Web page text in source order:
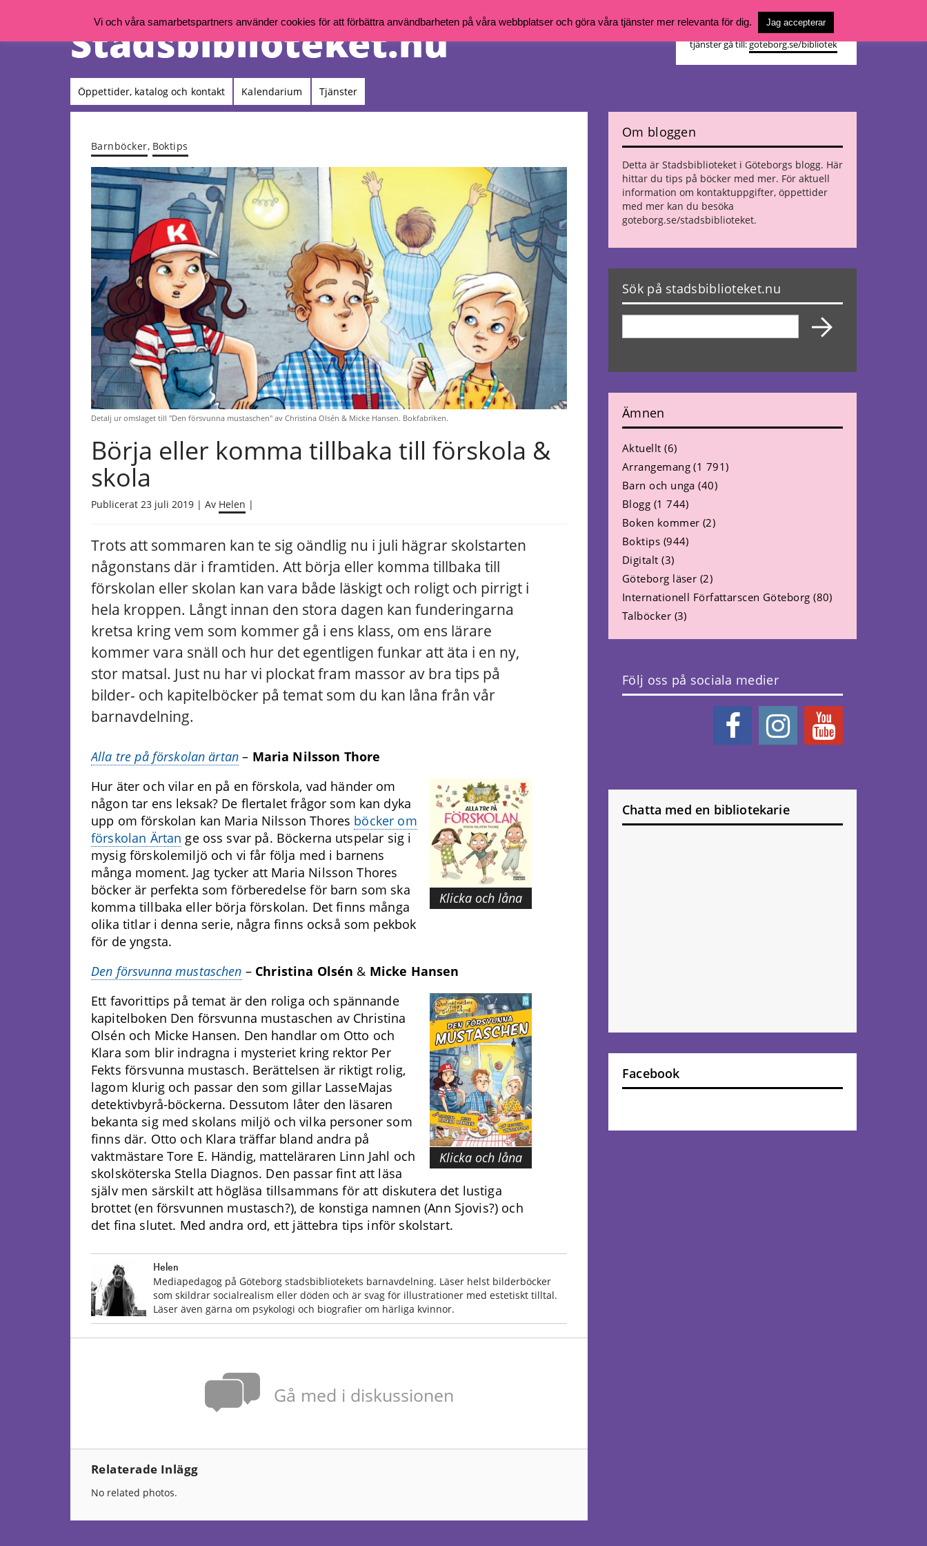
Öppettider, katalog och kontakt Kalendarium Tjänster
Vill du söka böcker, logga in på ditt
bibliotekskonto eller nå övriga
tjänster gå till:goteborg.se/bibliotek
Barnböcker, Boktips
Detalj ur omslaget till "Den försvunna mustaschen" av Christina Olsén & Micke Hansen. Bokfabriken.
Börja eller komma tillbaka till förskola &
skola
Publicerat 23 juli 2019 | Av Helen |
Trots att sommaren kan te sig oändlig nu i juli hägrar skolstarten
någonstans där i framtiden. Att börja eller komma tillbaka till
förskolan eller skolan kan vara både läskigt och roligt och pirrigt i
hela kroppen. Långt innan den stora dagen kan funderingarna
kretsa kring vem som kommer gå i ens klass, om ens lärare
kommer vara snäll och hur det egentligen funkar att äta i en ny,
stor matsal. Just nu har vi plockat fram massor av bra tips på
bilder- och kapitelböcker på temat som du kan låna från vår
barnavdelning.
Alla tre på förskolan ärtan – Maria Nilsson Thore
Klicka och låna
Hur äter och vilar en på en förskola, vad händer om
någon tar ens leksak? De flertalet frågor som kan dyka
upp om förskolan kan Maria Nilsson Thores böcker om
förskolan Ärtan ge oss svar på. Böckerna utspelar sig i
mysig förskolemiljö och vi får följa med i barnens
många moment. Jag tycker att Maria Nilsson Thores
böcker är perfekta som förberedelse för barn som ska
komma tillbaka eller börja förskolan. Det finns många
olika titlar i denna serie, några finns också som pekbok
för de yngsta.
Den försvunna mustaschen – Christina Olsén & Micke Hansen
Klicka och låna
Ett favorittips på temat är den roliga och spännande
kapitelboken Den försvunna mustaschen av Christina
Olsén och Micke Hansen. Den handlar om Otto och
Klara som blir indragna i mysteriet kring rektor Per
Fekts försvunna mustasch. Berättelsen är riktigt rolig,
lagom klurig och passar den som gillar LasseMajas
detektivbyrå-böckerna. Dessutom låter den läsaren
bekanta sig med skolans miljö och vilka personer som
finns där. Otto och Klara träffar bland andra på
vaktmästare Tore E. Händig, matteläraren Linn Jahl och
skolsköterska Stella Diagnos. Den passar fint att läsa
själv men särskilt att högläsa tillsammans för att diskutera det lustiga
brottet (en försvunnen mustasch?), de konstiga namnen (Ann Sjovis?) och
det fina slutet. Med andra ord, ett jättebra tips inför skolstart.
Helen
Mediapedagog på Göteborg stadsbibliotekets barnavdelning. Läser helst bilderböcker
som skildrar socialrealism eller döden och är svag för illustrationer med estetiskt tilltal.
Läser även gärna om psykologi och biografier om härliga kvinnor.
Gå med i diskussionen
Relaterade Inlägg
No related photos.
Om bloggen
Detta är Stadsbiblioteket i Göteborgs blogg. Här
hittar du tips på böcker med mer. För aktuell
information om kontaktuppgifter, öppettider
med mer kan du besöka
goteborg.se/stadsbiblioteket.
Sök på stadsbiblioteket.nu
Ämnen
Aktuellt (6)
Arrangemang(1 791)
Barn och unga (40)
Blogg (1 744)
Boken kommer (2)
Boktips (944)
Digitalt (3)
Göteborg läser (2)
Internationell Författarscen Göteborg (80)
Talböcker (3)
Följ oss på sociala medier
Chatta med en bibliotekarie
Facebook
Vi och våra samarbetspartners använder cookies för att förbättra användbarheten på våra webbplatser och göra våra tjänster mer relevanta för dig. Jag accepterar